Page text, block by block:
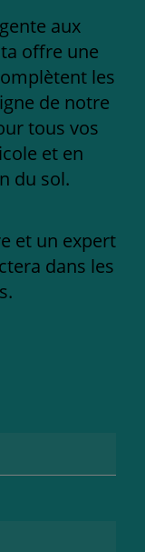
aux
offre une
les
de notre
tous vos
et en
du sol.
et un expert
dans les